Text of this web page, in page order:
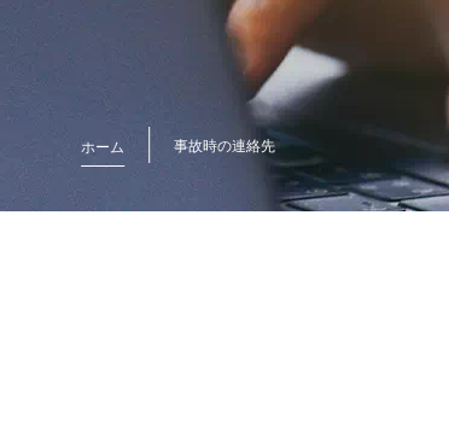
ホーム 事故時の連絡先